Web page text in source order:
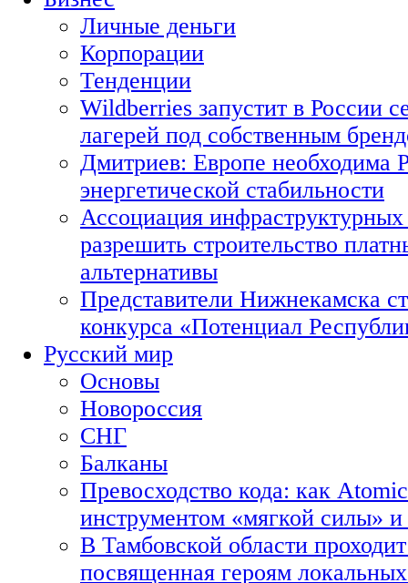
Личные деньги
Корпорации
Тенденции
Wildberries запустит в России
лагерей под собственным
Дмитриев: Европе необходима
энергетической стабильности
Ассоциация
разрешить строительство
альтернативы
Представители Нижнекамска
конкурса «Потенциал
Русский мир
Основы
Новороссия
СНГ
Балканы
Превосходство кода: как
инструментом «мягкой силы» и
В Тамбовской области
посвященная героям